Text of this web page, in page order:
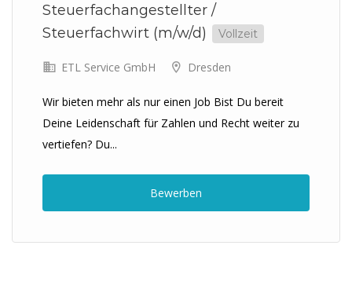
Steuerfachangestellter /
Steuerfachwirt (m/w/d)
Vollzeit
ETL Service GmbH Dresden
Wir bieten mehr als nur einen Job Bist Du bereit
Deine Leidenschaft für Zahlen und Recht weiter zu
vertiefen? Du...
Bewerben